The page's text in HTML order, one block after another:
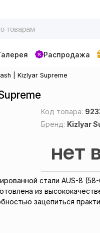
Распродажа
| Kizlyar Supreme
Код товара:
Бренд: Kizlyar
нет
стали AUS-8
из
зацепиться